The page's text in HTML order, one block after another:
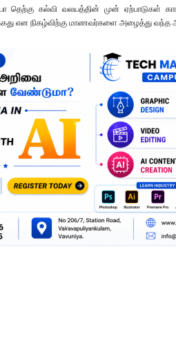
தெற்கு கல்வி வலயத்தின் முன்
என நிகழ்விற்கு மாணவர்களை அழைத்து வந்த